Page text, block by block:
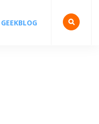
GEEKBLOG